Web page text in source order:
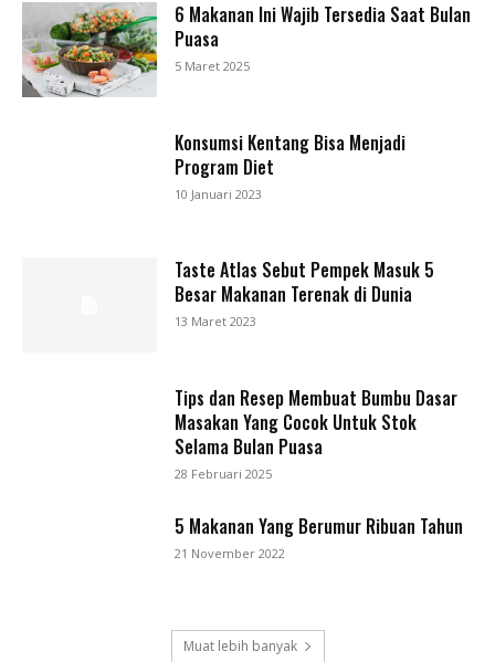
6 Makanan Ini Wajib Tersedia Saat Bulan
Puasa
5 Maret 2025
Konsumsi Kentang Bisa Menjadi
Program Diet
10 Januari 2023
Taste Atlas Sebut Pempek Masuk 5
Besar Makanan Terenak di Dunia
13 Maret 2023
Tips dan Resep Membuat Bumbu Dasar
Masakan Yang Cocok Untuk Stok
Selama Bulan Puasa
28 Februari 2025
5 Makanan Yang Berumur Ribuan Tahun
21 November 2022
Muat lebih banyak